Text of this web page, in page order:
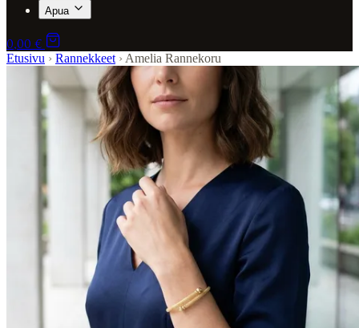
Apua
0,00 €
Etusivu › Rannekkeet › Amelia Rannekoru